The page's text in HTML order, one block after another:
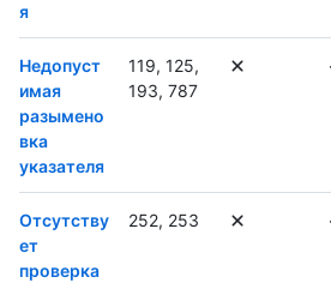
я
Недопуст
имая
разымено
вка
указателя
119, 125,
193, 787
Отсутству
ет
проверка
252, 253